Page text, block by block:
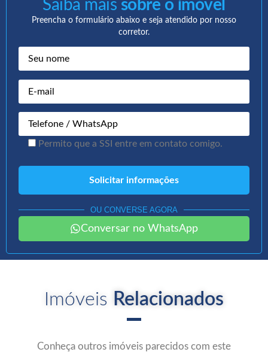
Saiba mais sobre o imóvel
Preencha o formulário abaixo e seja atendido por nosso
corretor.
Permito que a SSI entre em contato comigo.
OU CONVERSE AGORA
Conversar no WhatsApp
Imóveis Relacionados
Conheça outros imóveis parecidos com este